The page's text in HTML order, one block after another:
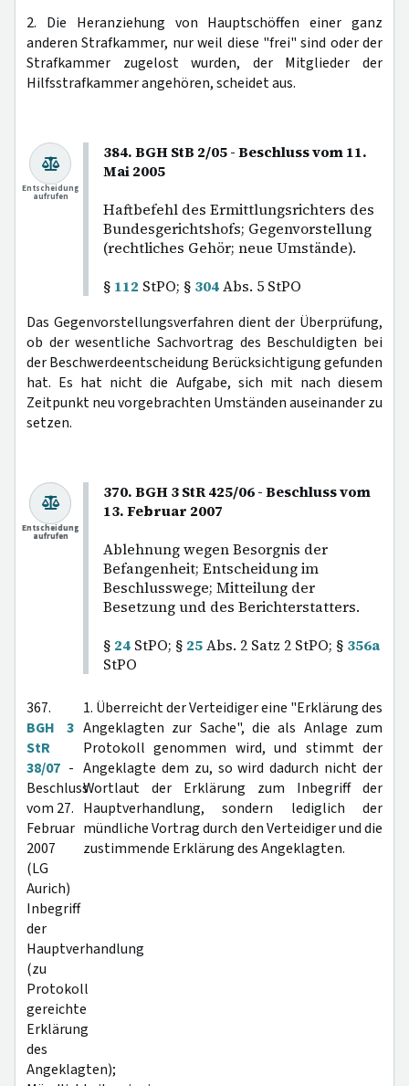
2. Die Heranziehung von Hauptschöffen einer ganz
anderen Strafkammer, nur weil diese "frei" sind oder der
Strafkammer zugelost wurden, der Mitglieder der
Hilfsstrafkammer angehören, scheidet aus.
384. BGH StB 2/05 - Beschluss vom 11.
Mai 2005
Haftbefehl des Ermittlungsrichters des
Bundesgerichtshofs; Gegenvorstellung
(rechtliches Gehör; neue Umstände).
§ 112 StPO; § 304Abs. 5 StPO
Entscheidung
aufrufen
Das Gegenvorstellungsverfahren dient der Überprüfung,
ob der wesentliche Sachvortrag des Beschuldigten bei
der Beschwerdeentscheidung Berücksichtigung gefunden
hat. Es hat nicht die Aufgabe, sich mit nach diesem
Zeitpunkt neu vorgebrachten Umständen auseinander zu
setzen.
370. BGH 3 StR 425/06 - Beschluss vom
13. Februar 2007
Ablehnung wegen Besorgnis der
Befangenheit; Entscheidung im
Beschlusswege; Mitteilung der
Besetzung und des Berichterstatters.
§ 24 StPO; § 25Abs. 2 Satz 2 StPO; § 356a
StPO
Entscheidung
aufrufen
367.
BGH 3
StR
38/07 -
Beschluss
vom 27.
Februar
2007
(LG
Aurich)
Inbegriff
der
Hauptverhandlung
(zu
Protokoll
gereichte
Erklärung
des
Angeklagten);
1. Überreicht der Verteidiger eine "Erklärung des
Angeklagten zur Sache", die als Anlage zum
Protokoll genommen wird, und stimmt der
Angeklagte dem zu, so wird dadurch nicht der
Wortlaut der Erklärung zum Inbegriff der
Hauptverhandlung, sondern lediglich der
mündliche Vortrag durch den Verteidiger und die
zustimmende Erklärung des Angeklagten.
Entscheidung
aufrufen